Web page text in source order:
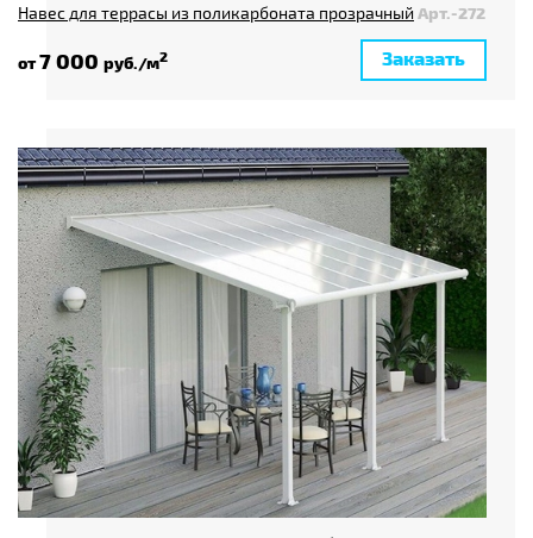
Навес для террасы из поликарбоната прозрачныйАрт.-272
от7 000 руб./м2 Заказать